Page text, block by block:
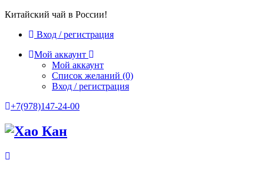
Китайский чай в России!
Вход / регистрация
Мой аккаунт
Мой аккаунт
Список желаний (0)
Вход / регистрация
+7(978)147-24-00